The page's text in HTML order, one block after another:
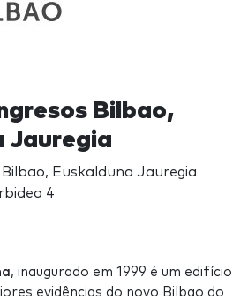
Bilbao,
Jauregia
Euskalduna Jauregia
4
, inaugurado em 1999 é um edifício
evidências do novo Bilbao do